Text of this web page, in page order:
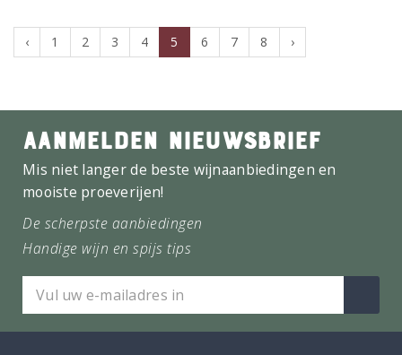
‹ 1 2 3 4 5 6 7 8 ›
AANMELDEN NIEUWSBRIEF
Mis niet langer de beste wijnaanbiedingen en
mooiste proeverijen!
De scherpste aanbiedingen
Handige wijn en spijs tips